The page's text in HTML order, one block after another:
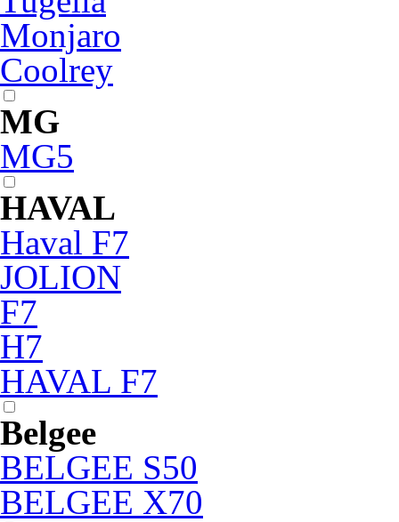
Monjaro
Coolrey
MG
MG5
HAVAL
Haval F7
JOLION
F7
H7
HAVAL F7
Belgee
BELGEE S50
BELGEE X70